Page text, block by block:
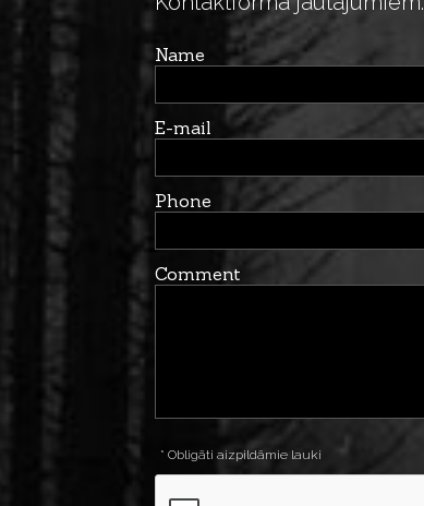
Name
E-mail
Phone
Comment
* Obligāti aizpildāmie lauki